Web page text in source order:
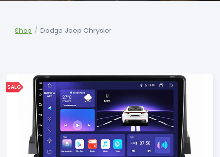
Shop / Dodge Jeep Chrysler
SALG